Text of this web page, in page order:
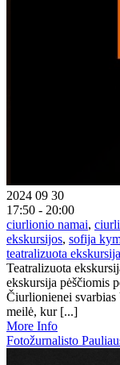
2024 09 30
17:50 - 20:00
ciurlionio namai,
ekskursijos, sofija
teatralizuota ekskursija
Teatralizuota
ekskursija pėščiomis
Čiurlionienei svarbias
meilė, kur [...]
More Info
Fotožurnalisto